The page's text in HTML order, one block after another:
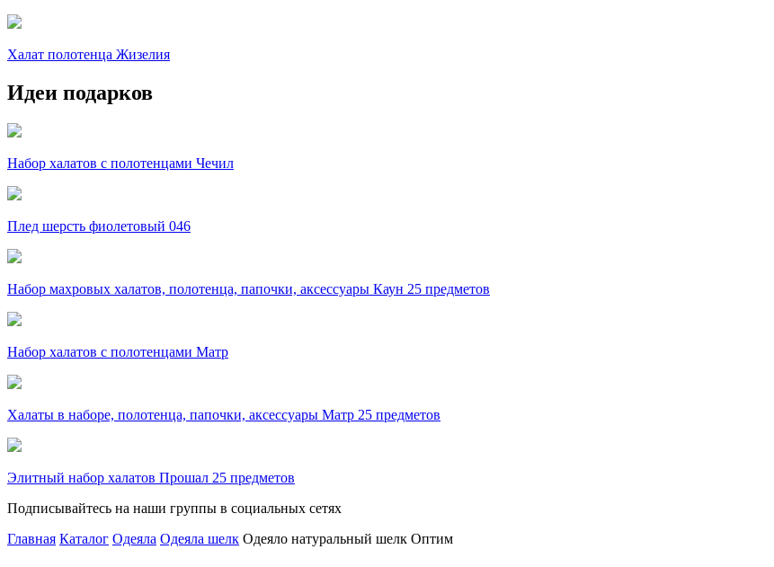
Халат полотенца Жизелия
Идеи подарков
Набор халатов с полотенцами Чечил
Плед шерсть фиолетовый 046
Набор махровых халатов, полотенца, папочки, аксессуары Каун 25 предметов
Набор халатов с полотенцами Матр
Халаты в наборе, полотенца, папочки, аксессуары Матр 25 предметов
Элитный набор халатов Прошал 25 предметов
Подписывайтесь на наши группы в социальных сетях
Главная Каталог Одеяла Одеяла шелк Одеяло натуральный шелк Оптим